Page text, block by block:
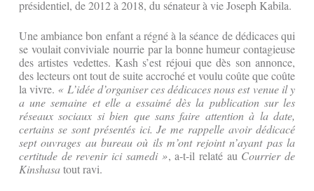
présidentiel, de 2012 à 2018, du sénateur à vie Joseph Kabila.
Une ambiance bon enfant a régné à la séance de dédicaces qui
se voulait conviviale nourrie par la bonne humeur contagieuse
des artistes vedettes. Kash s’est réjoui que dès son annonce,
des lecteurs ont tout de suite accroché et voulu coûte que coûte
la vivre. « L’idée d’organiser ces dédicaces nous est venue il y
a une semaine et elle a essaimé dès la publication sur les
réseaux sociaux si bien que sans faire attention à la date,
certains se sont présentés ici. Je me rappelle avoir dédicacé
sept ouvrages au bureau où ils m’ont rejoint n’ayant pas la
certitude de revenir ici samedi », a-t-il relaté au Courrier de
Kinshasatout ravi.